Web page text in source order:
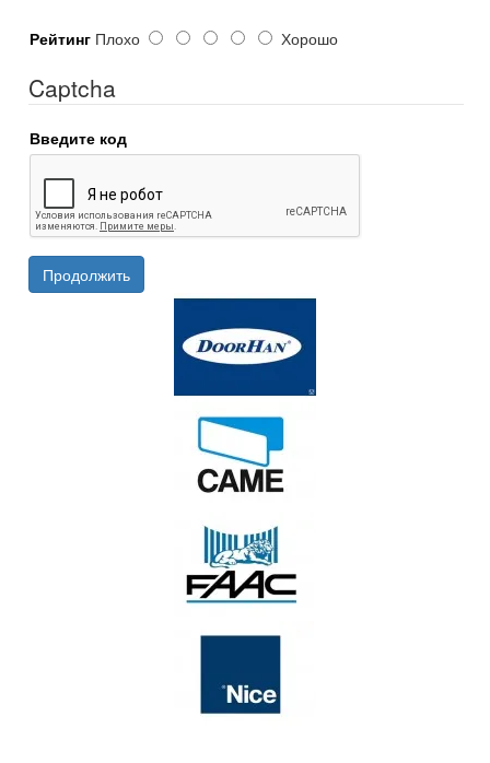
Рейтинг Плохо Хорошо
Captcha
Введите код
Продолжить